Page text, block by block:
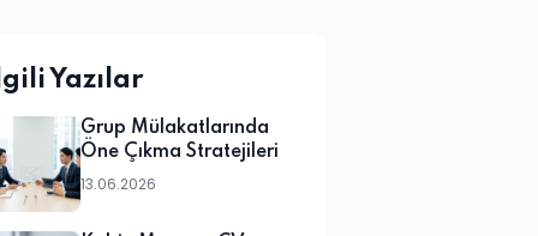
Yazılar
Grup Mülakatlarında
Öne Çıkma Stratejileri
13.06.2026